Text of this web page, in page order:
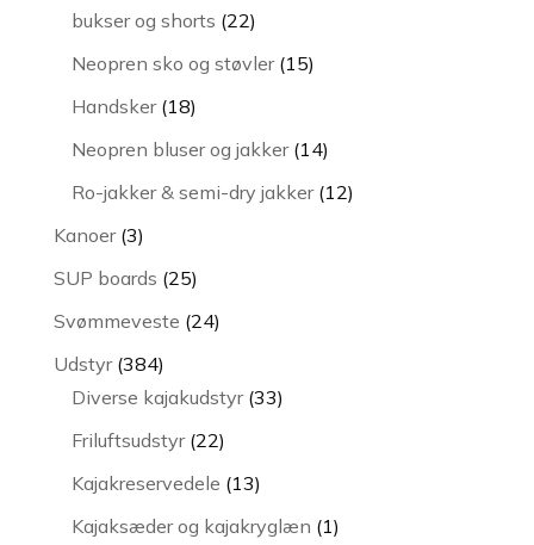
bukser og shorts 2222
varer
Neopren sko og støvler 1515
Handsker 1818
Neopren bluser og jakker 1414
varer
Ro-jakker & semi-dry jakker 1212
Kanoer 33
varer
SUP boards 2525
varer
Svømmeveste 2424
Udstyr 384384
varer
Diverse kajakudstyr 3333
Friluftsudstyr 2222
varer
Kajakreservedele 1313
varer
Kajaksæder og kajakryglæn 11